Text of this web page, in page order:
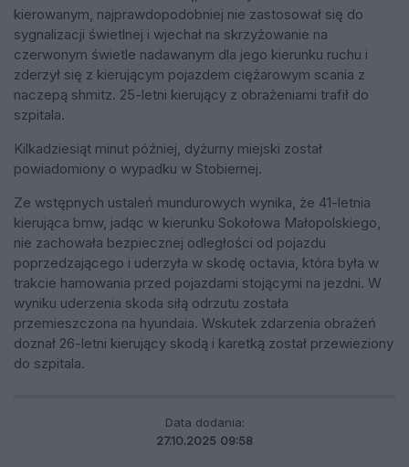
kierowanym, najprawdopodobniej nie zastosował się do
sygnalizacji świetlnej i wjechał na skrzyżowanie na
czerwonym świetle nadawanym dla jego kierunku ruchu i
zderzył się z kierującym pojazdem ciężarowym scania z
naczepą shmitz. 25-letni kierujący z obrażeniami trafił do
szpitala.
Kilkadziesiąt minut później, dyżurny miejski został
powiadomiony o wypadku w Stobiernej.
Ze wstępnych ustaleń mundurowych wynika, że 41-letnia
kierująca bmw, jadąc w kierunku Sokołowa Małopolskiego,
nie zachowała bezpiecznej odległości od pojazdu
poprzedzającego i uderzyła w skodę octavia, która była w
trakcie hamowania przed pojazdami stojącymi na jezdni. W
wyniku uderzenia skoda siłą odrzutu została
przemieszczona na hyundaia. Wskutek zdarzenia obrażeń
doznał 26-letni kierujący skodą i karetką został przewieziony
do szpitala.
Data dodania:
27.10.2025 09:58